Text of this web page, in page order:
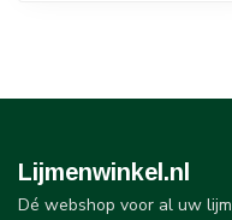
Lijmenwinkel.nl
Dé webshop voor al uw